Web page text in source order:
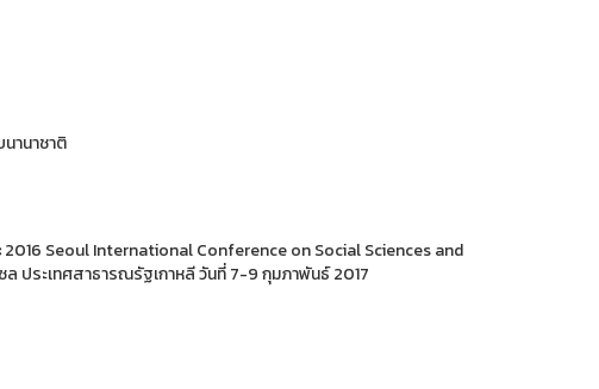
านาชาติ
2016 Seoul International Conference on Social Sciences and
ประเทศสาธารณรัฐเกาหลี วันที่ 7-9 กุมภาพันธ์ 2017